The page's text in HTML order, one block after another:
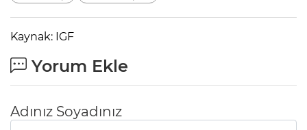
Kaynak: IGF
Yorum Ekle
Adınız Soyadınız